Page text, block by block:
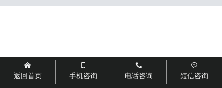

返回首页

手机咨询

电话咨询

短信咨询